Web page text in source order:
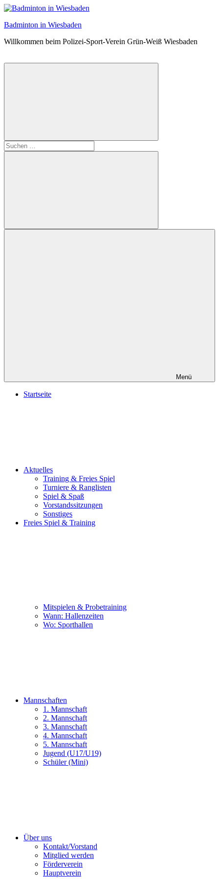
Zum
springen
Badminton in Wiesbaden
Willkommen beim Polizei-Sport-Verein Grün-Weiß Wiesbaden
Suchformular
öffnen
Suchen
nach:
Suchen
Menü
Startseite
Aktuelles
Training & Freies Spiel
Turniere & Ranglisten
Spiel & Spaß
Vorstandssitzungen
Sonstiges
Freies Spiel & Training
Mitspielen & Probetraining
Wann: Hallenzeiten
Wo: Sporthallen
Mannschaften
1. Mannschaft
2. Mannschaft
3. Mannschaft
4. Mannschaft
5. Mannschaft
Jugend (U17/U19)
Schüler (Mini)
Über uns
Kontakt/Vorstand
Mitglied werden
Förderverein
Hauptverein